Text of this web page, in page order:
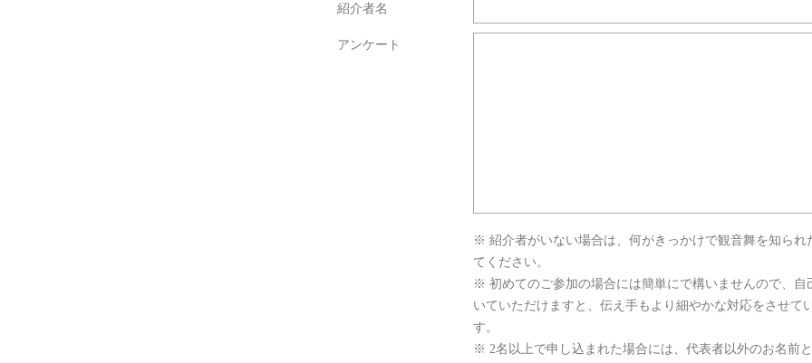
紹介者名
アンケート
※ 紹介者がいない場合は、何がきっかけで観音舞を知られ
てください。
※ 初めてのご参加の場合には簡単にで構いませんので、自
いていただけますと、伝え手もより細やかな対応をさせて
す。
※ 2名以上で申し込まれた場合には、代表者以外のお名前